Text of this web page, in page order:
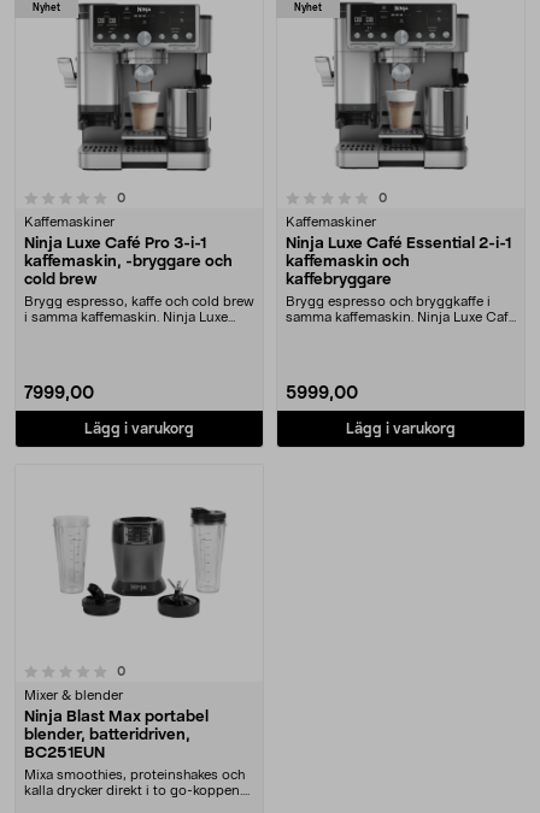
Nyhet
0recensioner
Kaffemaskiner
Ninja Luxe Café Pro 3-i-1
kaffemaskin, -bryggare och
cold brew
Brygg espresso, kaffe och cold brew
i samma kaffemaskin. Ninja Luxe
7999,00
Lägg i varukorg
Nyhet
0.0 av 5 stjärnor 0recensioner
Kaffemaskiner
Ninja Luxe Café Essential 2-i-1
kaffemaskin och
kaffebryggare
Brygg espresso och bryggkaffe i
samma kaffemaskin. Ninja Luxe Café
5999,00
Lägg i varukorg
0recensioner
Mixer & blender
Ninja Blast Max portabel
blender, batteridriven,
BC251EUN
Mixa smoothies, proteinshakes och
kalla drycker direkt i to go-koppen.